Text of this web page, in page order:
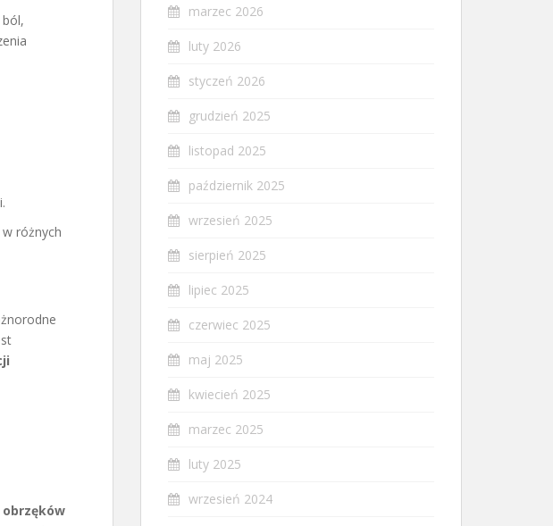
różnych
marzec 2026
luty 2026
styczeń 2026
grudzień 2025
listopad 2025
październik 2025
wrzesień 2025
sierpień 2025
lipiec 2025
czerwiec 2025
maj 2025
kwiecień 2025
marzec 2025
luty 2025
wrzesień 2024